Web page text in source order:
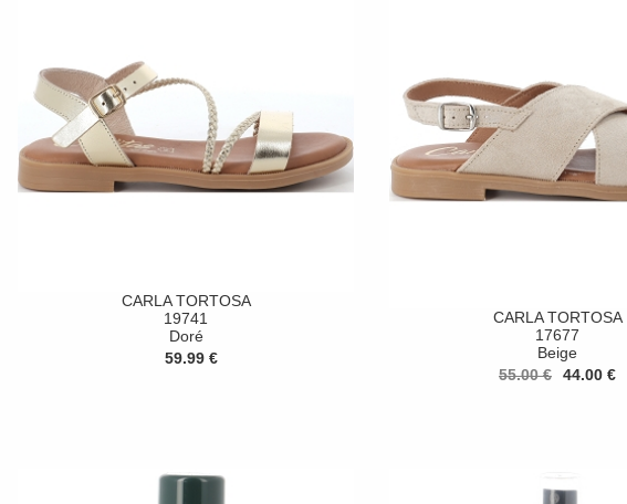
CARLA TORTOSA
19741
Doré
59.99 €
CARLA TORTOSA
17677
Beige
55.00 €
44.00 €